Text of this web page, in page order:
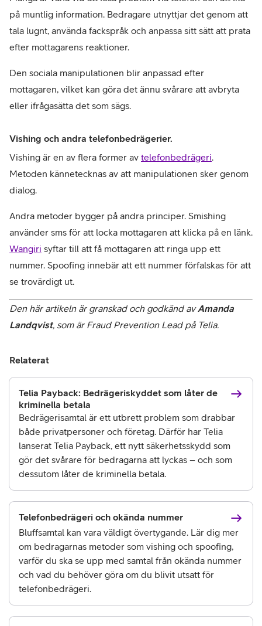
på muntlig information. Bedragare utnyttjar det genom att
tala lugnt, använda fackspråk och anpassa sitt sätt att prata
efter mottagarens reaktioner.
Den sociala manipulationen blir anpassad efter
mottagaren, vilket kan göra det ännu svårare att avbryta
eller ifrågasätta det som sägs.
Vishing och andra telefonbedrägerier.
Vishing är en av flera former av telefonbedrägeri.
Metoden kännetecknas av att manipulationen sker genom
dialog.
Andra metoder bygger på andra principer. Smishing
Wangiri syftar till att få mottagaren att ringa upp ett
nummer. Spoofing innebär att ett nummer förfalskas för att
se trovärdigt ut.
Den här artikeln är granskad och godkänd av Amanda
Landqvist, som är Fraud Prevention Lead på Telia.
Relaterat
Telia Payback: Bedrägeriskyddet som låter de
kriminella betala
Bedrägerisamtal är ett utbrett problem som drabbar
både privatpersoner och företag. Därför har Telia
lanserat Telia Payback, ett nytt säkerhetsskydd som
gör det svårare för bedragarna att lyckas – och som
dessutom låter de kriminella betala.
Telefonbedrägeri och okända nummer
Bluffsamtal kan vara väldigt övertygande. Lär dig mer
om bedragarnas metoder som vishing och spoofing,
varför du ska se upp med samtal från okända nummer
och vad du behöver göra om du blivit utsatt för
telefonbedrägeri.